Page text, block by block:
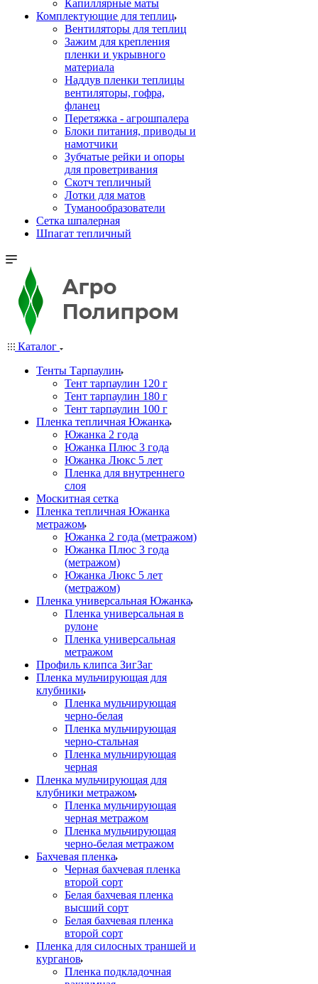
Капиллярные маты
Комплектующие для теплиц
Вентиляторы для теплиц
Зажим для крепления
пленки и укрывного
материала
Наддув пленки теплицы
вентиляторы, гофра,
фланец
Перетяжка - агрошпалера
Блоки питания, приводы и
намотчики
Зубчатые рейки и опоры
для проветривания
Скотч тепличный
Лотки для матов
Туманообразователи
Сетка шпалерная
Шпагат тепличный
Каталог
Тенты Тарпаулин
Тент тарпаулин 120 г
Тент тарпаулин 180 г
Тент тарпаулин 100 г
Пленка тепличная Южанка
Южанка 2 года
Южанка Плюс 3 года
Южанка Люкс 5 лет
Пленка для внутреннего
слоя
Москитная сетка
Пленка тепличная Южанка
метражом
Южанка 2 года (метражом)
Южанка Плюс 3 года
(метражом)
Южанка Люкс 5 лет
(метражом)
Пленка универсальная Южанка
Пленка универсальная в
рулоне
Пленка универсальная
метражом
Профиль клипса ЗигЗаг
Пленка мульчирующая для
клубники
Пленка мульчирующая
черно-белая
Пленка мульчирующая
черно-стальная
Пленка мульчирующая
черная
Пленка мульчирующая для
клубники метражом
Пленка мульчирующая
черная метражом
Пленка мульчирующая
черно-белая метражом
Бахчевая пленка
Черная бахчевая пленка
второй сорт
Белая бахчевая пленка
высший сорт
Белая бахчевая пленка
второй сорт
Пленка для силосных траншей и
курганов
Пленка подкладочная